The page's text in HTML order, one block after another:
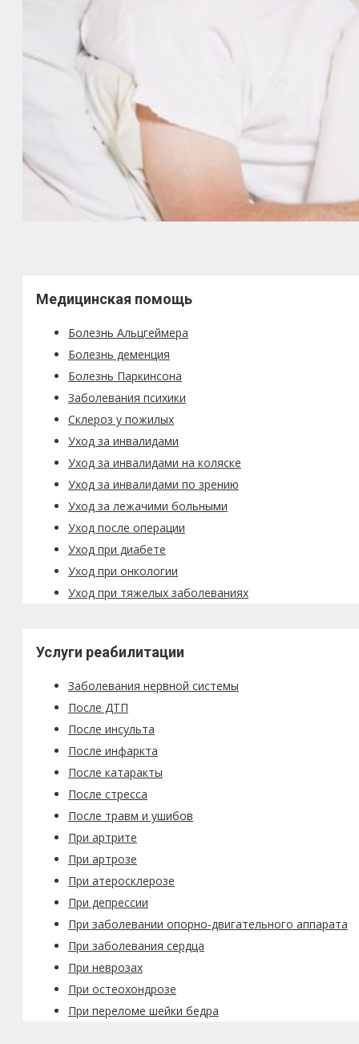
Медицинская помощь
Болезнь Альцгеймера
Болезнь деменция
Болезнь Паркинсона
Заболевания психики
Склероз у пожилых
Уход за инвалидами
Уход за инвалидами на коляске
Уход за инвалидами по зрению
Уход за лежачими больными
Уход после операции
Уход при диабете
Уход при онкологии
Уход при тяжелых заболеваниях
Услуги реабилитации
Заболевания нервной системы
После ДТП
После инсульта
После инфаркта
После катаракты
После стресса
После травм и ушибов
При артрите
При артрозе
При атеросклерозе
При депрессии
При заболевании опорно-двигательного аппарата
При заболевания сердца
При неврозах
При остеохондрозе
При переломе шейки бедра